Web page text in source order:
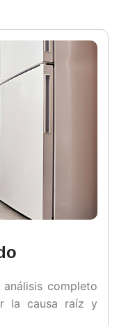
completo
la causa raíz y